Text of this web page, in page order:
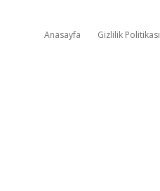
Anasayfa Gizlilik Politikası